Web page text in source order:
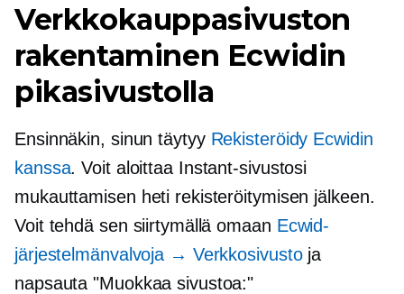
Verkkokauppasivuston
rakentaminen Ecwidin
pikasivustolla
Ensinnäkin, sinun täytyy Rekisteröidy Ecwidin
kanssa. Voit aloittaa Instant-sivustosi
mukauttamisen heti rekisteröitymisen jälkeen.
Voit tehdä sen siirtymällä omaan Ecwid-
järjestelmänvalvoja → Verkkosivustoja
napsauta "Muokkaa sivustoa:"